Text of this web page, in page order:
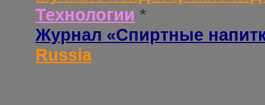
Технологии *
Журнал «Спиртные
Russia